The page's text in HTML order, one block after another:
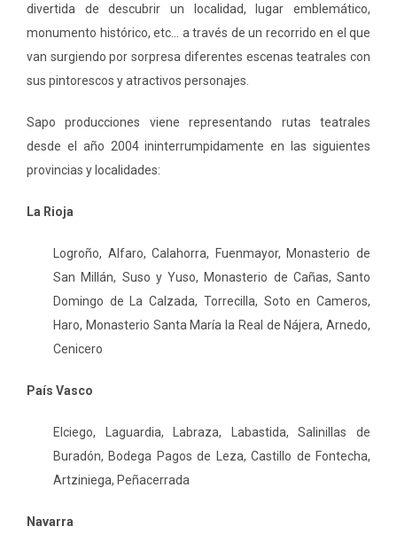
divertida de descubrir un localidad, lugar emblemático,
monumento histórico, etc… a través de un recorrido en el que
van surgiendo por sorpresa diferentes escenas teatrales con
sus pintorescos y atractivos personajes.
Sapo producciones viene representando rutas teatrales
desde el año 2004 ininterrumpidamente en las siguientes
provincias y localidades:
La Rioja
Logroño, Alfaro, Calahorra, Fuenmayor, Monasterio de
San Millán, Suso y Yuso, Monasterio de Cañas, Santo
Domingo de La Calzada, Torrecilla, Soto en Cameros,
Haro, Monasterio Santa María la Real de Nájera, Arnedo,
Cenicero
País Vasco
Elciego, Laguardia, Labraza, Labastida, Salinillas de
Buradón, Bodega Pagos de Leza, Castillo de Fontecha,
Artziniega, Peñacerrada
Navarra